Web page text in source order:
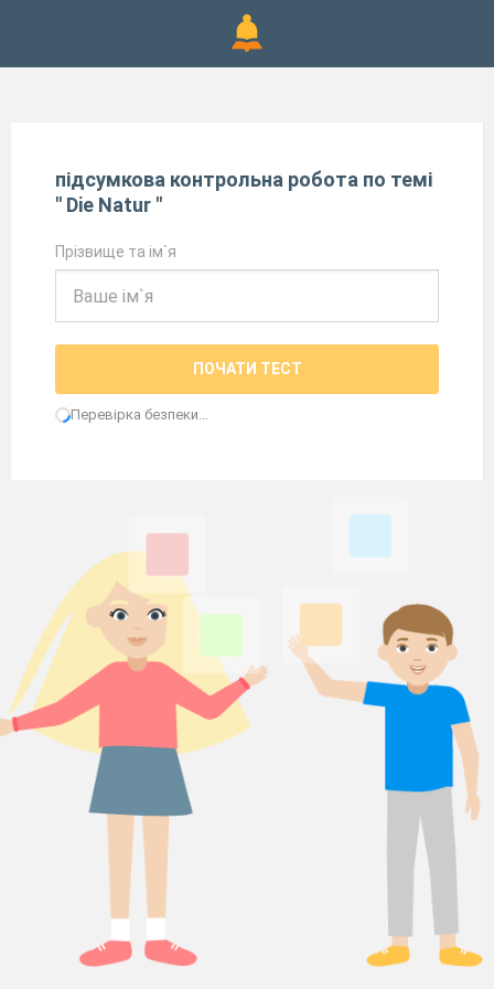
підсумкова контрольна робота по темі
" Die Natur "
Прізвище та ім`я
ПОЧАТИ ТЕСТ
Перевірка безпеки...